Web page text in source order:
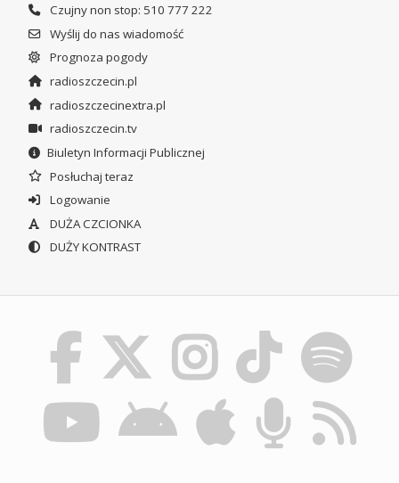
Czujny non stop: 510 777 222
Wyślij do nas wiadomość
Prognoza pogody
radioszczecin.pl
radioszczecinextra.pl
radioszczecin.tv
Biuletyn Informacji Publicznej
Posłuchaj teraz
Logowanie
DUŻA CZCIONKA
DUŻY KONTRAST